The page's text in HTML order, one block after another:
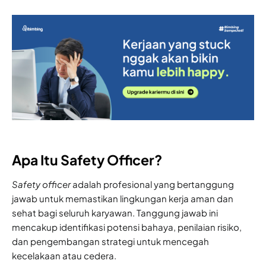
Apa Itu Safety Officer?
Safety officeradalah profesional yang bertanggung
jawab untuk memastikan lingkungan kerja aman dan
sehat bagi seluruh karyawan. Tanggung jawab ini
mencakup identifikasi potensi bahaya, penilaian risiko,
dan pengembangan strategi untuk mencegah
kecelakaan atau cedera.